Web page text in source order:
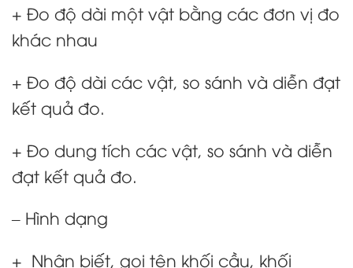
+ Đo độ dài một vật bằng các đơn vị đo
khác nhau
+ Đo độ dài các vật, so sánh và diễn đạt
kết quả đo.
+ Đo dung tích các vật, so sánh và diễn
đạt kết quả đo.
– Hình dạng
+ Nhận biết, gọi tên khối cầu, khối